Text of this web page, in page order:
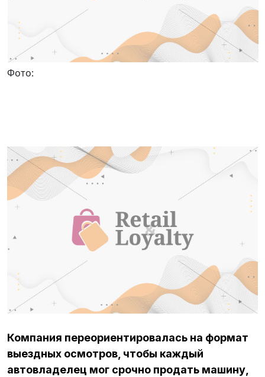
Фото:
Компания переориентировалась на формат
выездных осмотров, чтобы каждый
автовладелец мог срочно продать машину,